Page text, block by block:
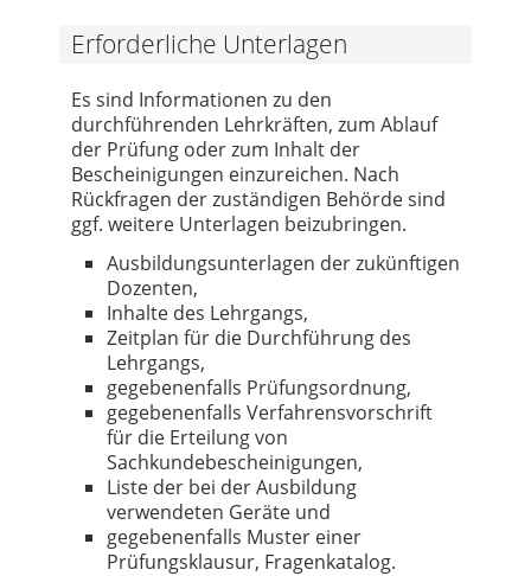
Erforderliche Unterlagen
Es sind Informationen zu den
durchführenden Lehrkräften, zum Ablauf
der Prüfung oder zum Inhalt der
Bescheinigungen einzureichen. Nach
Rückfragen der zuständigen Behörde sind
ggf. weitere Unterlagen beizubringen.
Ausbildungsunterlagen der zukünftigen
Dozenten,
Inhalte des Lehrgangs,
Zeitplan für die Durchführung des
Lehrgangs,
gegebenenfalls Prüfungsordnung,
gegebenenfalls Verfahrensvorschrift
für die Erteilung von
Sachkundebescheinigungen,
Liste der bei der Ausbildung
verwendeten Geräte und
gegebenenfalls Muster einer
Prüfungsklausur, Fragenkatalog.